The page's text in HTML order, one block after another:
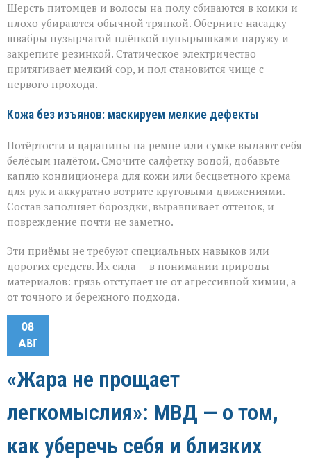
Шерсть питомцев и волосы на полу сбиваются в комки и
плохо убираются обычной тряпкой. Оберните насадку
швабры пузырчатой плёнкой пупырышками наружу и
закрепите резинкой. Статическое электричество
притягивает мелкий сор, и пол становится чище с
первого прохода.
Кожа без изъянов: маскируем мелкие дефекты
Потёртости и царапины на ремне или сумке выдают себя
белёсым налётом. Смочите салфетку водой, добавьте
каплю кондиционера для кожи или бесцветного крема
для рук и аккуратно вотрите круговыми движениями.
Состав заполняет бороздки, выравнивает оттенок, и
повреждение почти не заметно.
Эти приёмы не требуют специальных навыков или
дорогих средств. Их сила — в понимании природы
материалов: грязь отступает не от агрессивной химии, а
от точного и бережного подхода.
08
АВГ
«Жара не прощает
легкомыслия»: МВД — о том,
как уберечь себя и близких